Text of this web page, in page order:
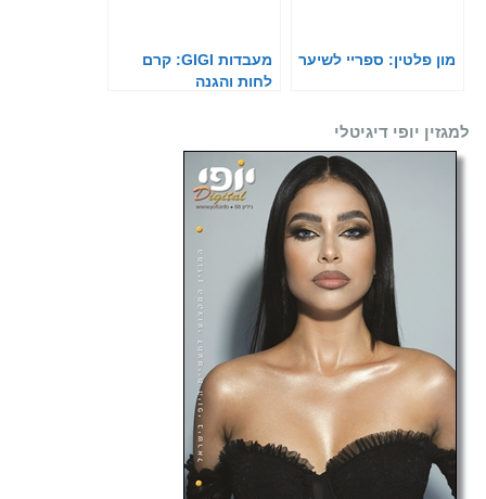
מון פלטין: ספריי לשיער
מעבדות GIGI: קרם
לחות והגנה
למגזין יופי דיגיטלי